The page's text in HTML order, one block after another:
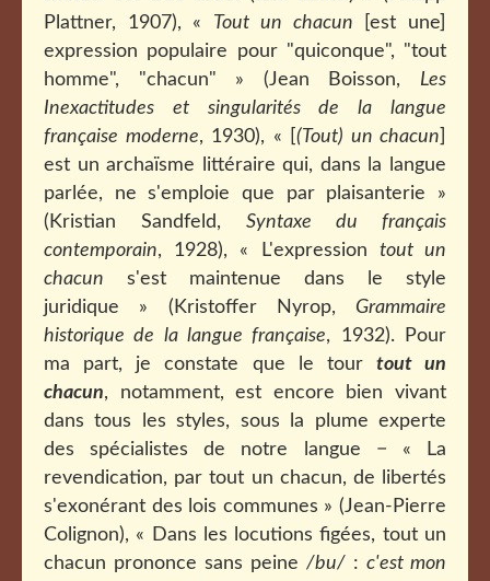
Plattner, 1907), « Tout un chacun [est une]
expression populaire pour "quiconque", "tout
homme", "chacun" » (Jean Boisson, Les
Inexactitudes et singularités de la langue
française moderne, 1930), « [ (Tout) un chacun
est un archaïsme littéraire qui, dans la langue
parlée, ne s'emploie que par plaisanterie »
(Kristian Sandfeld, Syntaxe du français
contemporain, 1928), « L'expression tout un
chacun s'est maintenue dans le style
juridique » (Kristoffer Nyrop, Grammaire
historique de la langue française, 1932). Pour
ma part, je constate que le tour tout un
chacun, notamment, est encore bien vivant
dans tous les styles, sous la plume experte
des spécialistes de notre langue − « La
revendication, par tout un chacun, de libertés
s'exonérant des lois communes » (Jean-Pierre
Colignon), « Dans les locutions figées, tout un
chacun prononce sans peine /bu/ : c'est mon